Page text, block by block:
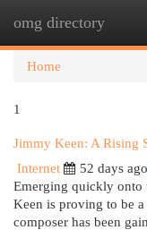
omg directory
Home
1
Jimmy Keen: A Rising
Internet
52 days ago
Emerging quickly onto
Keen is proving to be
composer has been